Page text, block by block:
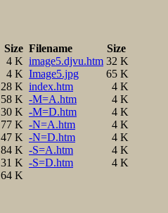
Size Filename
Size
4 K image5.djvu.htm 32 K
4 K Image5.jpg
65 K
28 K index.htm
4 K
58 K -M=A.htm
4 K
30 K -M=D.htm
4 K
77 K -N=A.htm
4 K
47 K -N=D.htm
4 K
84 K -S=A.htm
4 K
31 K -S=D.htm
4 K
64 K